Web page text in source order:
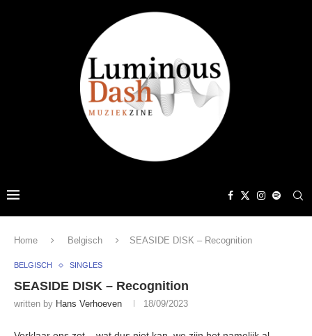
Home Belgisch SEASIDE DISK – Recognition
BELGISCH SINGLES
SEASIDE DISK – Recognition
written by Hans Verhoeven 18/09/2023